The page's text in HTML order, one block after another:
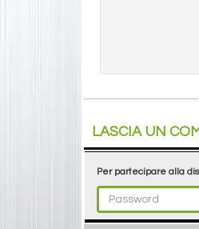
LASCIA UN
Per partecipare alla